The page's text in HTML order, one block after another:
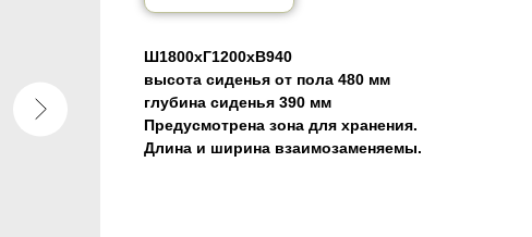
Ш1800хГ1200хВ940
высота сиденья от пола 480 мм
глубина сиденья 390 мм
Предусмотрена зона для хранения.
Длина и ширина взаимозаменяемы.